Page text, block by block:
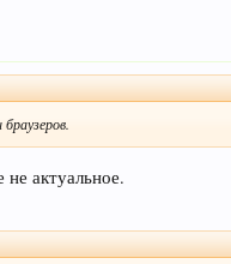
актуальное.